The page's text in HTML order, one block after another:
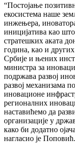
“Постојање
екосистема наше
инжењера,
иницијатива као
стратешких аката
година, као и
Србије и њених
министра за
подржава развој
развој механизама
иновационе
регионалних
наставићемо да
организације у
како би додатно
нагласио је Поповић.